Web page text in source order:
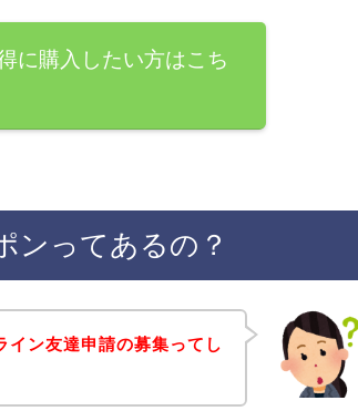
に購入したい方はこち
ンってあるの？
イン友達申請の募集ってし